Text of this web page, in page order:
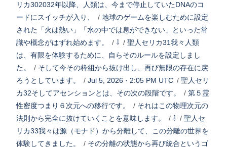
リカ302032年以降、人類は、今まで停止していたDNAのコ
ードにスイッチが入り、
/ 地球のゲームを楽しむために設定
された「火は熱い」「水の中では息ができない」といった常
識や概念がはずれ始めます。
/ ⇩ / 聖人セリカ31我々人類
は、有限を体験するために、自らそのルールを設定しまし
た。
/ そして今その枠組から抜け出し、再び無限の存在に戻
ろうとしています。
/ Jul 5, 2026 · 2:05 PM UTC / 聖人セリ
カ32そしてアセンションとは、その次の段階です。
/ 第５霊
性密度つまり６次元への移行です。
/ それはこの物理次元の
法則から完全に抜けていくことを意味します。
/ ⇩ / 聖人セ
リカ33我々は源（モナド）から分離して、この分離の世界を
体験してきました。
/ その分離の状態から再び統合というゴ